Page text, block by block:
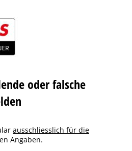
oder falsche
ausschliesslich für die
Angaben.